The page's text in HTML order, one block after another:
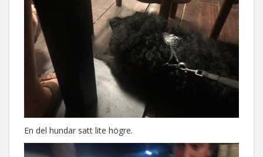
En del hundar satt lite högre.